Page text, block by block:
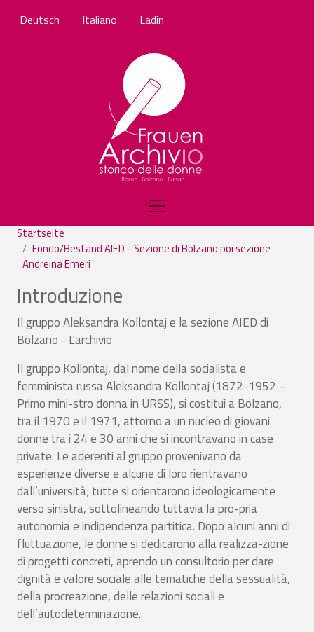
Deutsch Italiano Ladin
Startseite
Fondo/Bestand AIED - Sezione di Bolzano poi sezione
Andreina Emeri
Introduzione
Il gruppo Aleksandra Kollontaj e la sezione AIED di
Bolzano - L'archivio
Il gruppo Kollontaj, dal nome della socialista e
femminista russa Aleksandra Kollontaj (1872-1952 –
Primo mini-stro donna in URSS), si costituì a Bolzano,
tra il 1970 e il 1971, attorno a un nucleo di giovani
donne tra i 24 e 30 anni che si incontravano in case
private. Le aderenti al gruppo provenivano da
esperienze diverse e alcune di loro rientravano
dall’università; tutte si orientarono ideologicamente
verso sinistra, sottolineando tuttavia la pro-pria
autonomia e indipendenza partitica. Dopo alcuni anni di
fluttuazione, le donne si dedicarono alla realizza-zione
di progetti concreti, aprendo un consultorio per dare
dignità e valore sociale alle tematiche della sessualità,
della procreazione, delle relazioni sociali e
dell’autodeterminazione.